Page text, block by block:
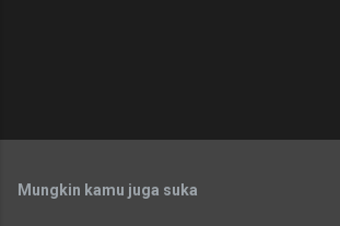
Mungkin kamu juga suka